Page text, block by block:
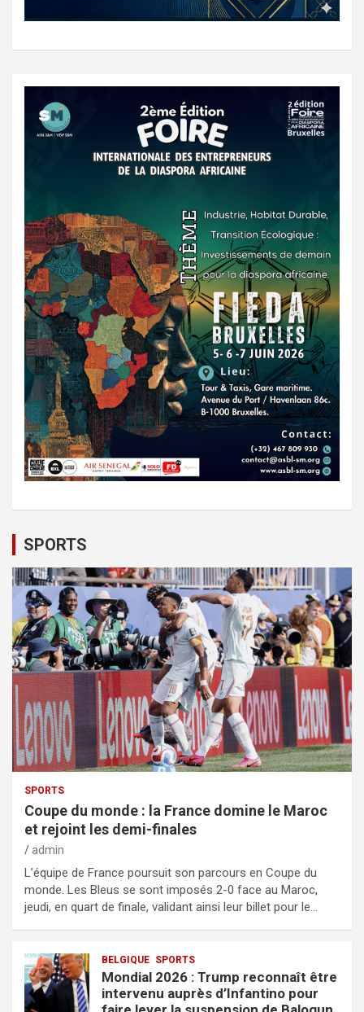
SPORTS
SPORTS
Coupe du monde : la France domine le Maroc
et rejoint les demi-finales
admin
L’équipe de France poursuit son parcours en Coupe du
monde. Les Bleus se sont imposés 2-0 face au Maroc,
jeudi, en quart de finale, validant ainsi leur billet pour le…
BELGIQUE SPORTS
Mondial 2026 : Trump reconnaît être
intervenu auprès d’Infantino pour